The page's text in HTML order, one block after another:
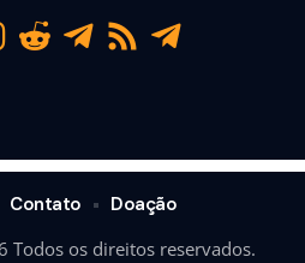
Todos os direitos reservados.
Contato Doação